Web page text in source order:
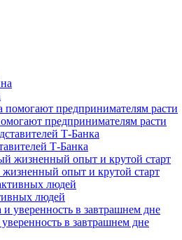
предпринимателям расти
Т-Банка
опыт и крутой старт
людей
в завтрашнем дне